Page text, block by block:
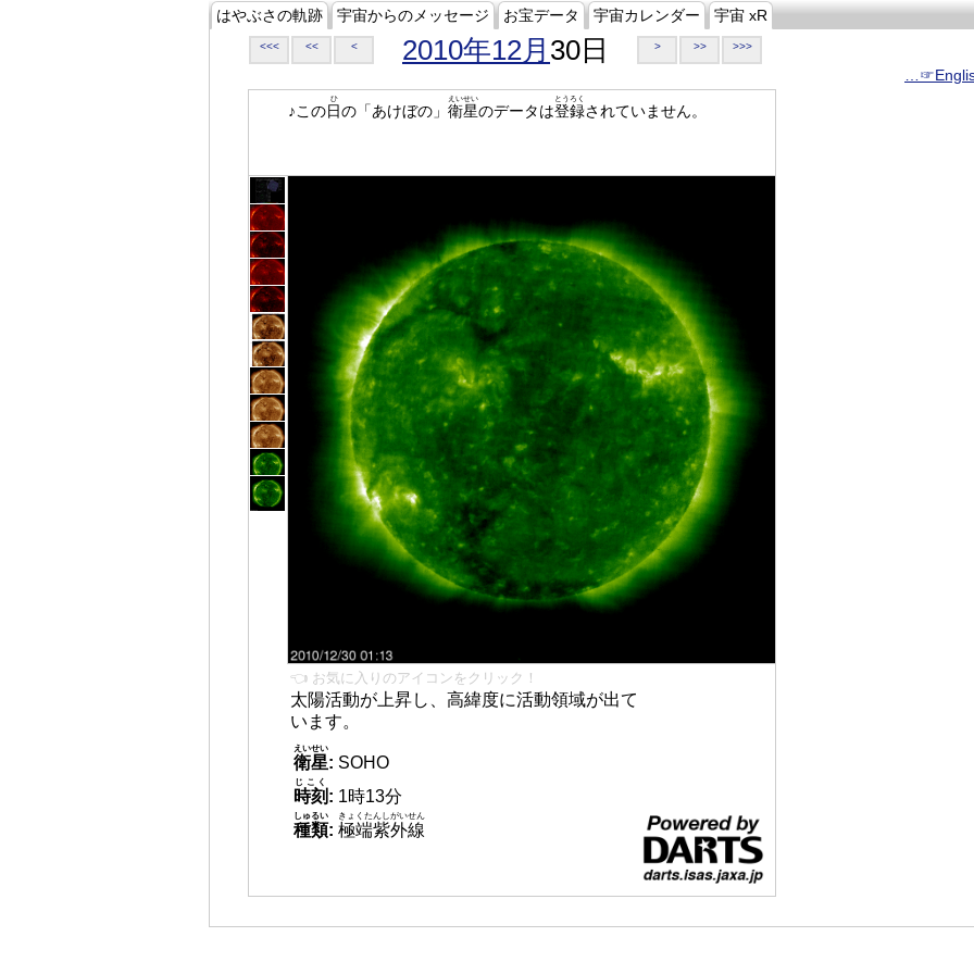
はやぶさの軌跡 宇宙からのメッセージ お宝データ 宇宙カレンダー 宇宙 xR
<<< << < 2010年12月 30日 > >> >>>
♪この日
ひ
の「あけぼの」 衛星
えいせい
のデータは登録
とうろく
されていません。
👈 お気に入りのアイコンをクリック！
太陽活動が上昇し、高緯度に活動領域が出て
います。
衛星
えいせい
: SOHO
時刻
じこく
: 1時13分
種類
しゅるい
: 極端紫外線
きょくたんしがいせん